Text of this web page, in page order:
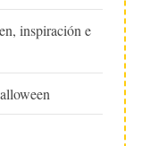
inspiración e